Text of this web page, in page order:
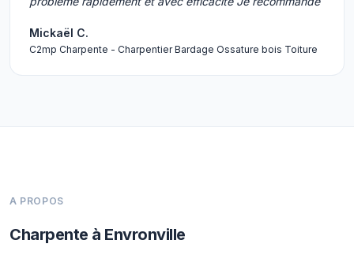
Mickaël C.
C2mp Charpente - Charpentier Bardage Ossature bois Toiture
A PROPOS
Charpente à Envronville